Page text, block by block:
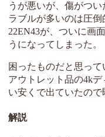
うが悪いが、傷がつ
ラブルが多いのは圧
22EN43が、ついに画
うになってしまった。
困ったものだと思っ
アウトレット品の4k
い安くで出ていたので
解説